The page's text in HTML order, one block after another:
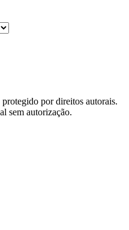
por direitos autorais.
sem autorização.